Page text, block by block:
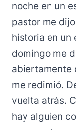
noche en un
pastor me
historia en un
domingo me
abiertamente
me redimió.
vuelta atrás.
hay alguien